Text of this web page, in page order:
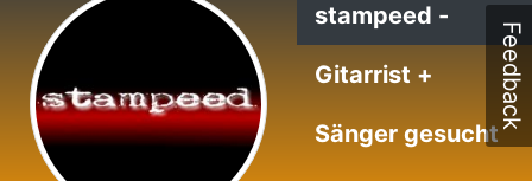
stampeed -
Gitarrist +
Sänger gesucht
Feedback